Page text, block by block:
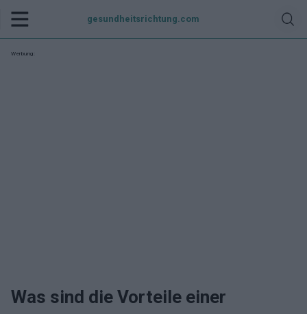
gesundheitsrichtung.com
Werbung:
Was sind die Vorteile einer